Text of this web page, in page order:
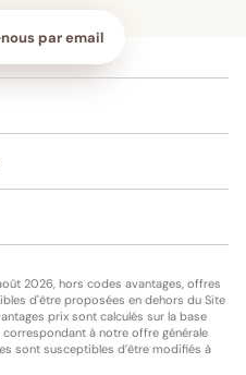
par email
2026, hors codes avantages, offres
d'être proposées en dehors du Site
prix sont calculés sur la base
à notre offre générale
sont susceptibles d’être modifiés à